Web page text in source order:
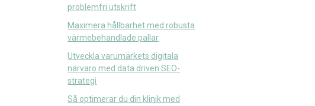
problemfri utskrift
Maximera hållbarhet med robusta
värmebehandlade pallar
Utveckla varumärkets digitala
närvaro med data driven SEO-
strategi
Så optimerar du din klinik med